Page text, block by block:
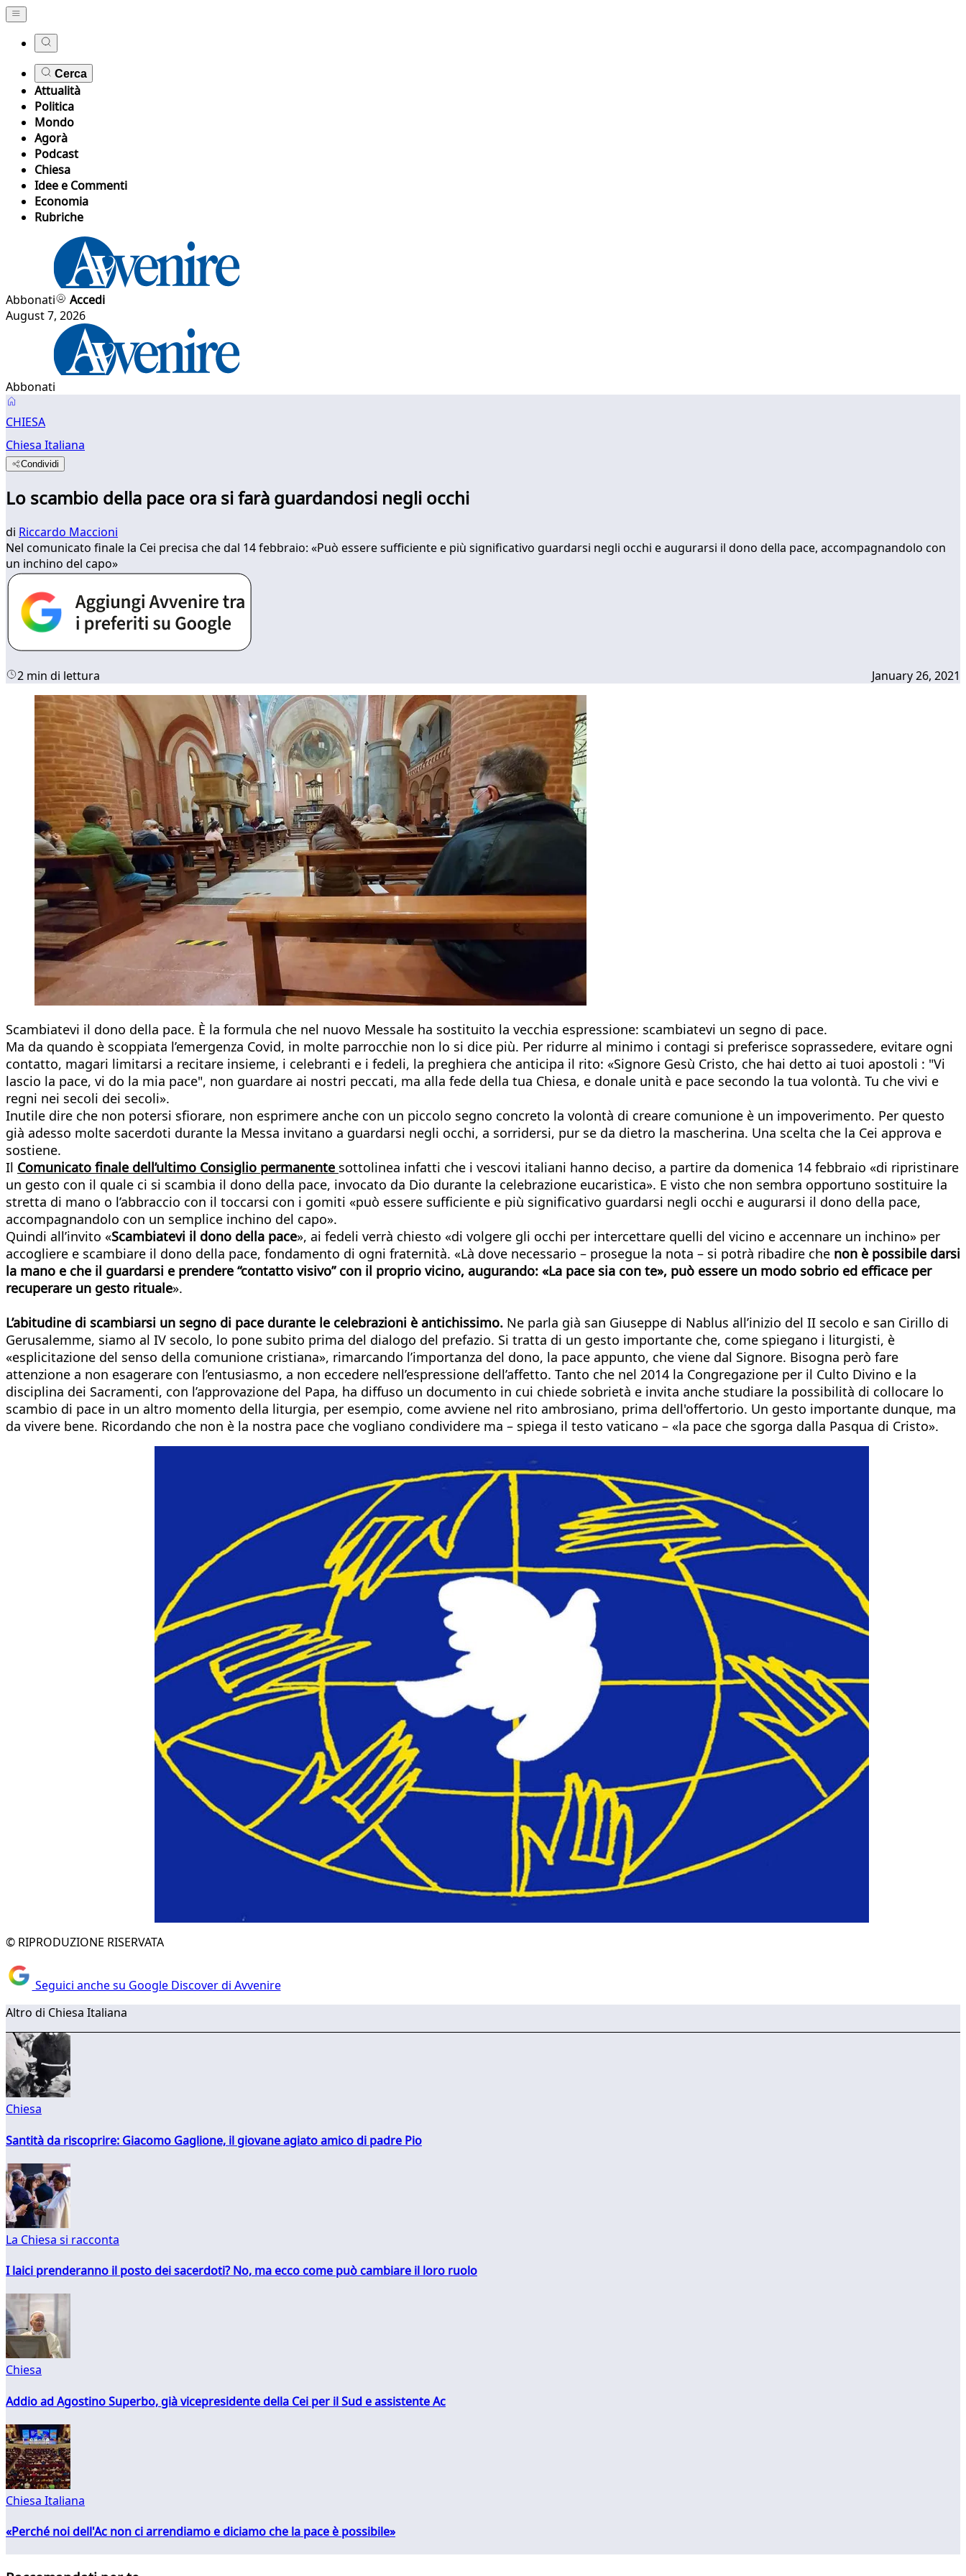
Cerca
Attualità
Politica
Mondo
Agorà
Podcast
Chiesa
Idee e Commenti
Economia
Rubriche
Abbonati
Accedi
August 7, 2026
Abbonati
CHIESA
Chiesa Italiana
Condividi
Lo scambio della pace ora si farà guardandosi negli occhi
di Riccardo Maccioni
Nel comunicato finale la Cei precisa che dal 14 febbraio: «Può essere sufficiente e più significativo guardarsi negli occhi e augurarsi il dono della pace, accompagnandolo con
un inchino del capo»
2 min di lettura January 26, 2021
Scambiatevi il dono della pace. È la formula che nel nuovo Messale ha sostituito la vecchia espressione: scambiatevi un segno di pace.
Ma da quando è scoppiata l’emergenza Covid, in molte parrocchie non lo si dice più. Per ridurre al minimo i contagi si preferisce soprassedere, evitare ogni
contatto, magari limitarsi a recitare insieme, i celebranti e i fedeli, la preghiera che anticipa il rito: «Signore Gesù Cristo, che hai detto ai tuoi apostoli : "Vi
lascio la pace, vi do la mia pace", non guardare ai nostri peccati, ma alla fede della tua Chiesa, e donale unità e pace secondo la tua volontà. Tu che vivi e
regni nei secoli dei secoli».
Inutile dire che non potersi sfiorare, non esprimere anche con un piccolo segno concreto la volontà di creare comunione è un impoverimento. Per questo
già adesso molte sacerdoti durante la Messa invitano a guardarsi negli occhi, a sorridersi, pur se da dietro la mascherina. Una scelta che la Cei approva e
sostiene.
Il Comunicato finale dell’ultimo Consiglio permanente sottolinea infatti che i vescovi italiani hanno deciso, a partire da domenica 14 febbraio «di ripristinare
un gesto con il quale ci si scambia il dono della pace, invocato da Dio durante la celebrazione eucaristica». E visto che non sembra opportuno sostituire la
stretta di mano o l’abbraccio con il toccarsi con i gomiti «può essere sufficiente e più significativo guardarsi negli occhi e augurarsi il dono della pace,
accompagnandolo con un semplice inchino del capo».
Quindi all’invito «Scambiatevi il dono della pace», ai fedeli verrà chiesto «di volgere gli occhi per intercettare quelli del vicino e accennare un inchino» per
accogliere e scambiare il dono della pace, fondamento di ogni fraternità. «Là dove necessario – prosegue la nota – si potrà ribadire che non è possibile darsi
la mano e che il guardarsi e prendere “contatto visivo” con il proprio vicino, augurando: «La pace sia con te», può essere un modo sobrio ed efficace per
recuperare un gesto rituale».
L’abitudine di scambiarsi un segno di pace durante le celebrazioni è antichissimo. Ne parla già san Giuseppe di Nablus all’inizio del II secolo e san Cirillo di
Gerusalemme, siamo al IV secolo, lo pone subito prima del dialogo del prefazio. Si tratta di un gesto importante che, come spiegano i liturgisti, è
«esplicitazione del senso della comunione cristiana», rimarcando l’importanza del dono, la pace appunto, che viene dal Signore. Bisogna però fare
attenzione a non esagerare con l’entusiasmo, a non eccedere nell’espressione dell’affetto. Tanto che nel 2014 la Congregazione per il Culto Divino e la
disciplina dei Sacramenti, con l’approvazione del Papa, ha diffuso un documento in cui chiede sobrietà e invita anche studiare la possibilità di collocare lo
scambio di pace in un altro momento della liturgia, per esempio, come avviene nel rito ambrosiano, prima dell'offertorio. Un gesto importante dunque, ma
da vivere bene. Ricordando che non è la nostra pace che vogliano condividere ma – spiega il testo vaticano – «la pace che sgorga dalla Pasqua di Cristo».
© RIPRODUZIONE RISERVATA
Seguici anche su Google Discover di Avvenire
Altro di Chiesa Italiana
Chiesa
Santità da riscoprire: Giacomo Gaglione, il giovane agiato amico di padre Pio
La Chiesa si racconta
I laici prenderanno il posto dei sacerdoti? No, ma ecco come può cambiare il loro ruolo
Chiesa
Addio ad Agostino Superbo, già vicepresidente della Cei per il Sud e assistente Ac
Chiesa Italiana
«Perché noi dell'Ac non ci arrendiamo e diciamo che la pace è possibile»